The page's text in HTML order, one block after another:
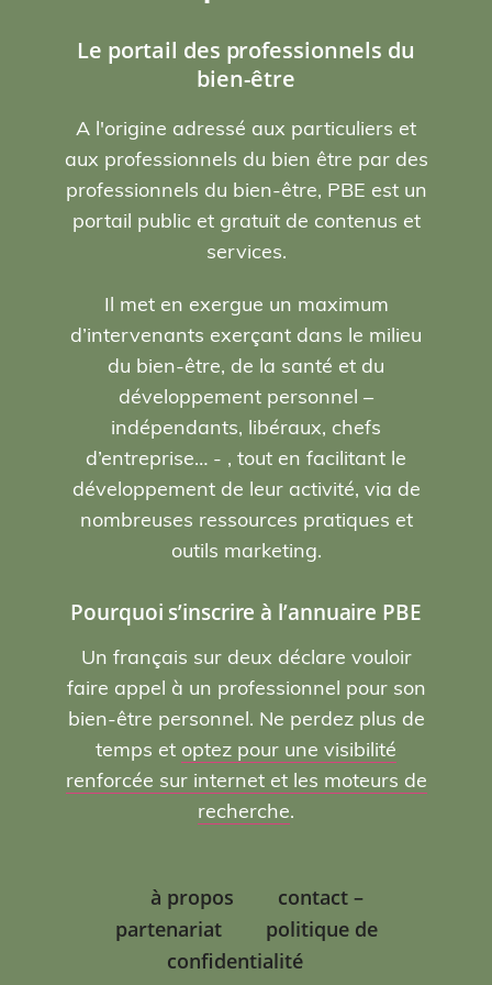
Le portail des professionnels du
bien-être
A l'origine adressé aux particuliers et
aux professionnels du bien être par des
professionnels du bien-être, PBE est un
portail public et gratuit de contenus et
services.
Il met en exergue un maximum
d’intervenants exerçant dans le milieu
du bien-être, de la santé et du
développement personnel –
indépendants, libéraux, chefs
d’entreprise… - , tout en facilitant le
développement de leur activité, via de
nombreuses ressources pratiques et
outils marketing.
Pourquoi s’inscrire à l’annuaire PBE
Un français sur deux déclare vouloir
faire appel à un professionnel pour son
bien-être personnel. Ne perdez plus de
temps et optez pour une visibilité
renforcée sur internet et les moteurs de
recherche.
à propos
contact –
partenariat
politique de
confidentialité